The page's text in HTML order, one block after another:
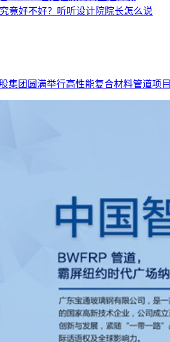
竟好不好？听听设计院院长怎么说
集团圆满举行高性能复合材料管道项